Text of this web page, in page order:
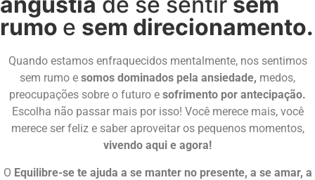
rumo e sem direcionamento.
Quando estamos enfraquecidos mentalmente, nos sentimos
sem rumo e somos dominados pela ansiedade, medos,
preocupações sobre o futuro e sofrimento por antecipação.
Escolha não passar mais por isso! Você merece mais, você
merece ser feliz e saber aproveitar os pequenos momentos,
vivendo aqui e agora!
O Equilibre-se te ajuda a se manter no presente, a se amar, a